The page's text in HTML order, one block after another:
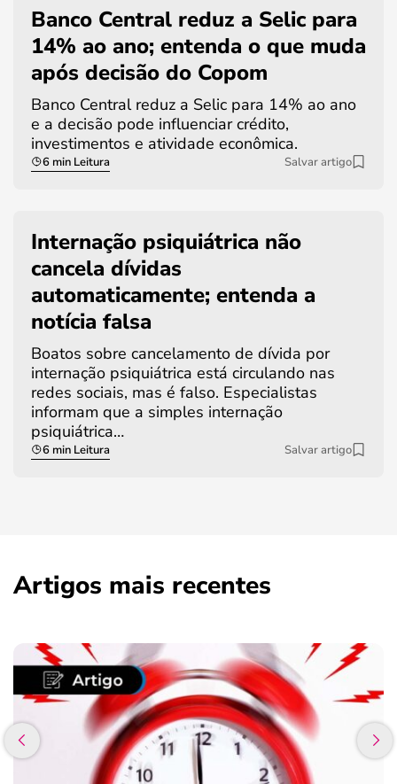
Banco Central reduz a Selic para
14% ao ano; entenda o que muda
após decisão do Copom
Banco Central reduz a Selic para 14% ao ano
e a decisão pode influenciar crédito,
investimentos e atividade econômica.
6 min Leitura Salvar artigo
Internação psiquiátrica não
cancela dívidas
automaticamente; entenda a
notícia falsa
Boatos sobre cancelamento de dívida por
internação psiquiátrica está circulando nas
redes sociais, mas é falso. Especialistas
informam que a simples internação
psiquiátrica…
6 min Leitura Salvar artigo
Artigos mais recentes